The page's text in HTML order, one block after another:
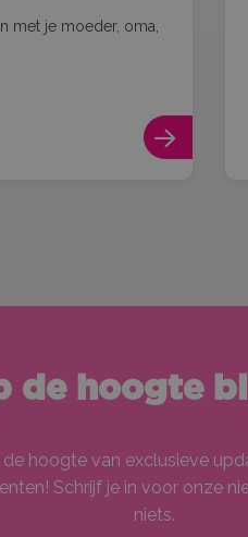
met je moeder, oma,
de hoogte
de hoogte van exclusieve
Schrijf je in voor onze
niets.